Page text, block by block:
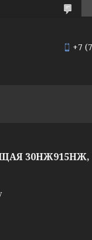
+7
30НЖ915НЖ,